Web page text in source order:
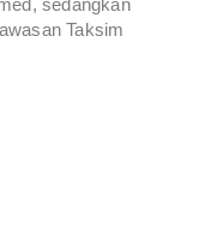
Taksim